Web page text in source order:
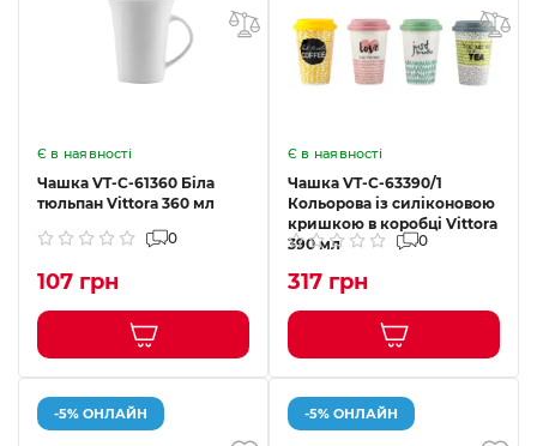
Є в наявності
Чашка VT-C-61360 Біла
тюльпан Vittora 360 мл
0
107 грн
Є в наявності
Чашка VT-C-63390/1
Кольорова із силіконовою
кришкою в коробці Vittora
390 мл
0
317 грн
-5% ОНЛАЙН -5% ОНЛАЙН